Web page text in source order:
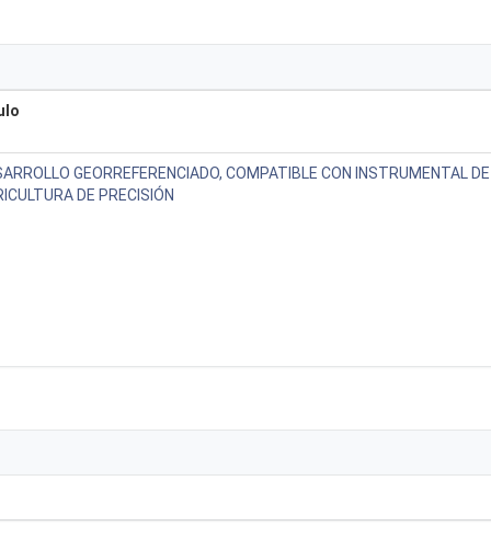
GEORREFERENCIADO, COMPATIBLE CON INSTRUMENTAL
DE PRECISIÓN